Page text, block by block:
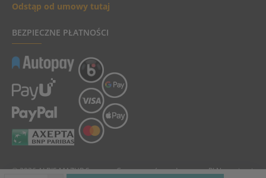
Odstąp od umowy tutaj
BEZPIECZNE PŁATNOŚCI
© 2026 ALBIS MAZUR Sp. z o.o. Ceny towarów podane są w PLN, zawierają